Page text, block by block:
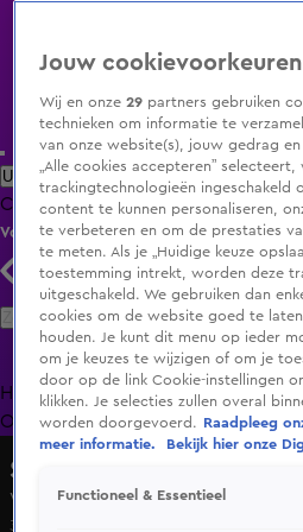
Uitzending Gemist Populaire programma's
ClipsFilmsRadioSmart TV inlog
Volg KIJK
Zoeken
HomeUitzending Gemist
OranjezomerLivestreamsShop
Shownieuws
Vriendin Mart Hoogkamer is
30 nov 2024, 12:38
Jouw cookievoorkeuren
Wij en onze29 partners gebruiken
technieken om informatie te
van onze website(s), jouw gedrag
„Alle cookies accepteren” selecteert,
trackingtechnologieën ingeschakeld
content te kunnen personaliseren,
te verbeteren en om de prestaties
te meten. Als je „Huidige keuze
toestemming intrekt, worden deze
uitgeschakeld. We gebruiken dan
cookies om de website goed te
houden. Je kunt dit menu op ieder
om je keuzes te wijzigen of om je
door op de link Cookie-instellingen
klikken. Je selecties zullen overal
worden doorgevoerd.
Raadpleeg
meer informatie.
Bekijk hier onze
Functioneel & Essentieel